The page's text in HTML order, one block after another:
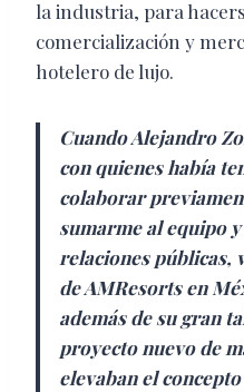
la industria, para
comercialización y
hotelero de lujo.
Cuando Alejandro
con quienes había
colaborar
sumarme al equipo
relaciones públicas,
de AMResorts en
además de su gran
proyecto nuevo de
elevaban el